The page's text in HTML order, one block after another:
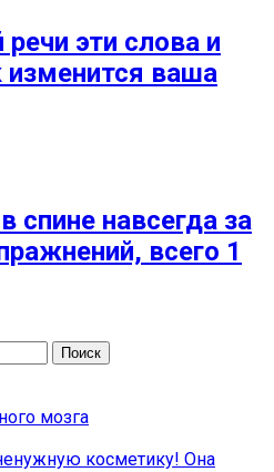
эти слова и
ваша
спине навсегда за
всего 1
мозга
косметику! Она